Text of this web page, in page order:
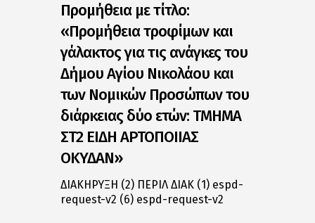
Προμήθεια με τίτλο:
«Προμήθεια τροφίμων και
γάλακτος για τις ανάγκες του
Δήμου Αγίου Νικολάου και
των Νομικών Προσώπων του
διάρκειας δύο ετών: ΤΜΗΜΑ
ΣΤ2 ΕΙΔΗ ΑΡΤΟΠΟΙΙΑΣ
ΟΚΥΔΑΝ»
ΔΙΑΚΗΡΥΞΗ (2) ΠΕΡΙΛ ΔΙΑΚ (1) espd-
request-v2 (6) espd-request-v2